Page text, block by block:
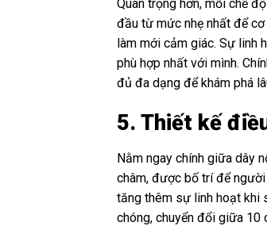
Quan trọng hơn, mỗi chế
đầu từ mức nhẹ nhất để
làm mới cảm giác. Sự linh
phù hợp nhất với mình.
đủ đa dạng để khám phá
5. Thiết kế
Nằm ngay chính giữa dây
châm, được bố trí để
tăng thêm sự linh hoạt khi
chóng, chuyển đổi giữa